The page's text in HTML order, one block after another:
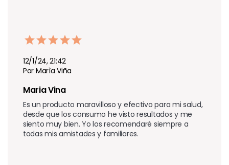
12/1/24, 21:42
Por Marìa Viña
Maria Vina
Es un producto maravilloso y efectivo para mi salud,
desde que los consumo he visto resultados y me
siento muy bien. Yo los recomendaré siempre a
todas mis amistades y familiares.